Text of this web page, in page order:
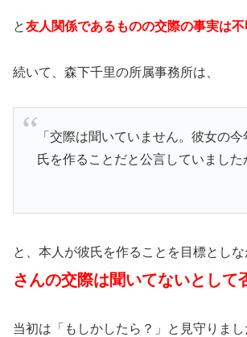
と友人関係であるものの交際の事実は不
続いて、森下千里の所属事務所は、
「交際は聞いていません。彼女の
氏を作ることだと公言していました
と、本人が彼氏を作ることを目標としな
さんの交際は聞いてないとして
当初は「もしかしたら？」と見守りま